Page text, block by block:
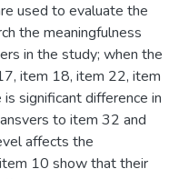
used to evaluate the
the meaningfulness
in the study; when the
item 18, item 22, item
significant difference in
to item 32 and
affects the
10 show that their